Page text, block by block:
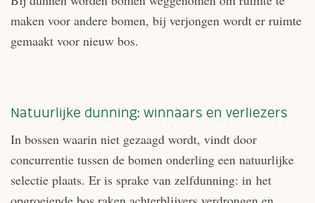
maken voor andere bomen, bij verjongen wordt er ruimte
gemaakt voor nieuw bos.
Natuurlijke dunning: winnaars en verliezers
In bossen waarin niet gezaagd wordt, vindt door
concurrentie tussen de bomen onderling een natuurlijke
selectie plaats. Er is sprake van zelfdunning: in het